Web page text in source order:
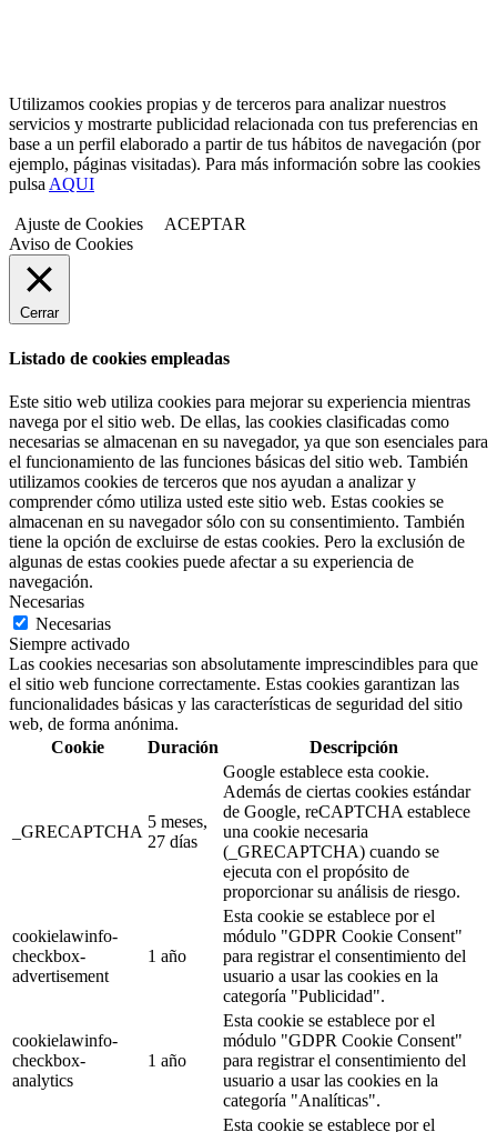
Utilizamos cookies propias y de terceros para analizar nuestros
servicios y mostrarte publicidad relacionada con tus preferencias en
base a un perfil elaborado a partir de tus hábitos de navegación (por
ejemplo, páginas visitadas). Para más información sobre las cookies
pulsaAQUI
Ajuste de Cookies
ACEPTAR
Aviso de Cookies
Cerrar
Listado de cookies empleadas
Este sitio web utiliza cookies para mejorar su experiencia mientras
navega por el sitio web. De ellas, las cookies clasificadas como
necesarias se almacenan en su navegador, ya que son esenciales para
el funcionamiento de las funciones básicas del sitio web. También
utilizamos cookies de terceros que nos ayudan a analizar y
comprender cómo utiliza usted este sitio web. Estas cookies se
almacenan en su navegador sólo con su consentimiento. También
tiene la opción de excluirse de estas cookies. Pero la exclusión de
algunas de estas cookies puede afectar a su experiencia de
navegación.
Necesarias
Necesarias
Siempre activado
Las cookies necesarias son absolutamente imprescindibles para que
el sitio web funcione correctamente. Estas cookies garantizan las
funcionalidades básicas y las características de seguridad del sitio
web, de forma anónima.
Cookie
Duración Descripción
_GRECAPTCHA
5 meses,
27 días
Google establece esta cookie.
Además de ciertas cookies estándar
de Google, reCAPTCHA establece
una cookie necesaria
(_GRECAPTCHA) cuando se
ejecuta con el propósito de
proporcionar su análisis de riesgo.
cookielawinfo-
checkbox-
advertisement
1 año
Esta cookie se establece por el
módulo "GDPR Cookie Consent"
para registrar el consentimiento del
usuario a usar las cookies en la
categoría "Publicidad".
cookielawinfo-
checkbox-
analytics
1 año
Esta cookie se establece por el
módulo "GDPR Cookie Consent"
para registrar el consentimiento del
usuario a usar las cookies en la
categoría "Analíticas".
Esta cookie se establece por el